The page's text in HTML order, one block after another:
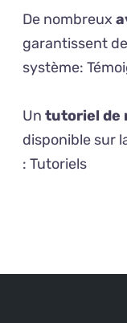
De nombreux
garantissent
système:
Untutoriel de
disponible sur
:Tutoriels